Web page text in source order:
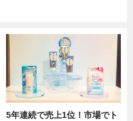
5年連続で売上1位！市場でト